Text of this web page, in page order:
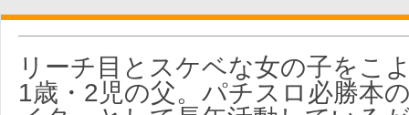
リーチ目とスケベな女の子をこ
1歳・2児の父。パチスロ必勝本